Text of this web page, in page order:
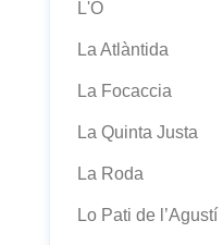
L'Ó
La Atlàntida
La Focaccia
La Quinta Justa
La Roda
Lo Pati de l’Agustí